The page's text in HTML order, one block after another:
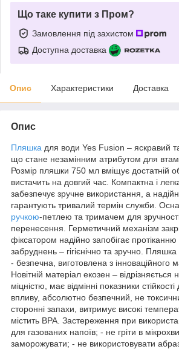
Що таке купити з Пром?
Замовлення під захистом
Доступна доставка
Опис Характеристики Доставка
Опис
Пляшка для води Yes Fusion – яскравий
що стане незамінним атрибутом для
Розмір пляшки 750 мл вміщує достатній
вистачить на довгий час. Компактна і
забезпечує зручне використання, а
гарантують тривалий термін служби.
ручкою-петлею та тримачем для
перенесення. Герметичний механізм
фіксатором надійно запобігає
забруднень – гігієнічно та зручно.
- безпечна, виготовлена з інноваційного
Новітній матеріал екозен –
міцністю, має відмінні показники
впливу, абсолютно безпечний, не
сторонні запахи, витримує високі
містить BPA. Застереження при
для газованих напоїв; - не гріти в
заморожувати; - не використовувати